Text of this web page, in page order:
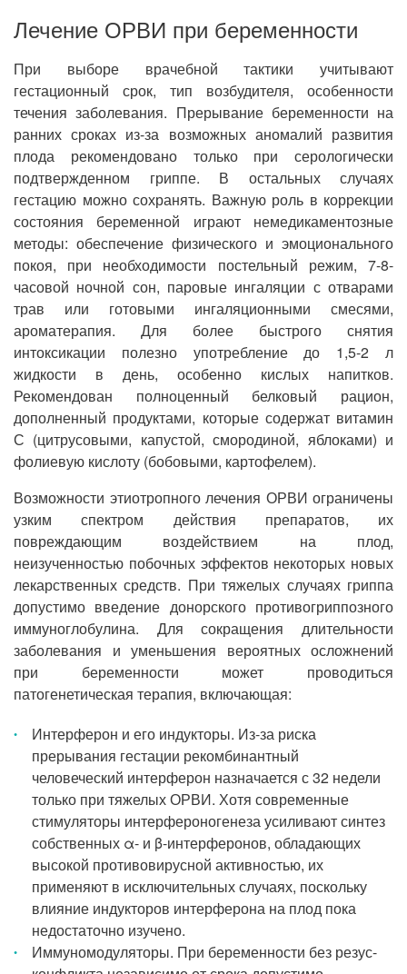
Лечение ОРВИ при беременности
При выборе врачебной тактики учитывают
гестационный срок, тип возбудителя, особенности
течения заболевания. Прерывание беременности на
ранних сроках из-за возможных аномалий развития
плода рекомендовано только при серологически
подтвержденном гриппе. В остальных случаях
гестацию можно сохранять. Важную роль в коррекции
состояния беременной играют немедикаментозные
методы: обеспечение физического и эмоционального
покоя, при необходимости постельный режим, 7-8-
часовой ночной сон, паровые ингаляции с отварами
трав или готовыми ингаляционными смесями,
ароматерапия. Для более быстрого снятия
интоксикации полезно употребление до 1,5-2 л
жидкости в день, особенно кислых напитков.
Рекомендован полноценный белковый рацион,
дополненный продуктами, которые содержат витамин
С (цитрусовыми, капустой, смородиной, яблоками) и
фолиевую кислоту (бобовыми, картофелем).
Возможности этиотропного лечения ОРВИ ограничены
узким спектром действия препаратов, их
повреждающим воздействием на плод,
неизученностью побочных эффектов некоторых новых
лекарственных средств. При тяжелых случаях гриппа
допустимо введение донорского противогриппозного
иммуноглобулина. Для сокращения длительности
заболевания и уменьшения вероятных осложнений
при беременности может проводиться
патогенетическая терапия, включающая:
Интерферон и его индукторы. Из-за риска
прерывания гестации рекомбинантный
человеческий интерферон назначается с 32 недели
только при тяжелых ОРВИ. Хотя современные
стимуляторы интерфероногенеза усиливают синтез
собственных α- и β-интерферонов, обладающих
высокой противовирусной активностью, их
применяют в исключительных случаях, поскольку
влияние индукторов интерферона на плод пока
недостаточно изучено.
Иммуномодуляторы. При беременности без резус-